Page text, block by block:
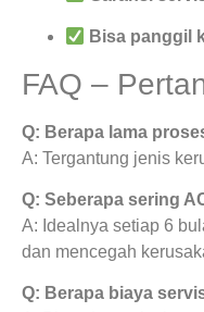
Bisa panggil
FAQ –
Q: Berapa lama
A: Tergantung jenis
Q: Seberapa sering
A: Idealnya setiap 6
dan mencegah
Q: Berapa biaya